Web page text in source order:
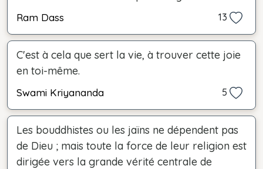
Ram Dass 13
C'est à cela que sert la vie, à trouver cette joie
en toi-même.
Swami Kriyananda 5
Les bouddhistes ou les jaïns ne dépendent pas
de Dieu ; mais toute la force de leur religion est
dirigée vers la grande vérité centrale de